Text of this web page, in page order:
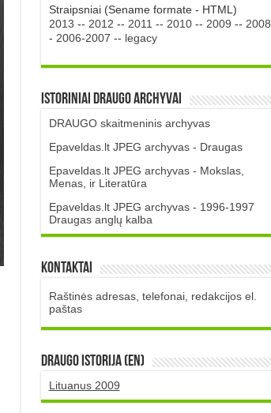
Straipsniai (Sename formate - HTML)
2013 -- 2012 -- 2011 -- 2010-- 2009 -- 2008
- 2006-2007 -- legacy
Istoriniai DRAUGO Archyvai
DRAUGO skaitmeninis archyvas
Epaveldas.lt JPEG archyvas - Draugas
Epaveldas.lt JPEG archyvas - Mokslas,
Menas, ir Literatūra
Epaveldas.lt JPEG archyvas - 1996-1997
Draugas anglų kalba
Kontaktai
Raštinės adresas, telefonai, redakcijos el.
paštas
DRAUGO istorija (EN)
Lituanus 2009